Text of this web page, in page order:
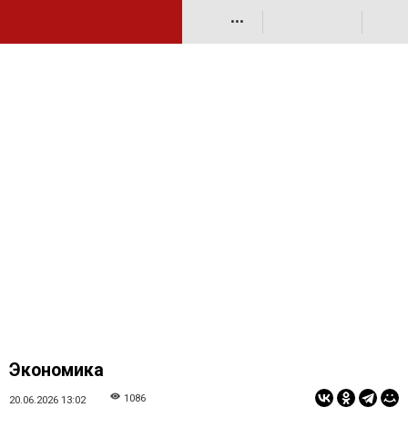
•••
Экономика
20.06.2026 13:02 1086